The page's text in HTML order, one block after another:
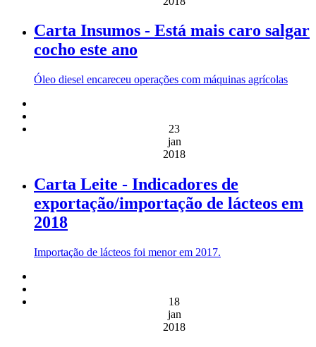
Carta Insumos - Está mais caro salgar
cocho este ano
Óleo diesel encareceu operações com máquinas agrícolas
23
jan
2018
Carta Leite - Indicadores de
exportação/importação de lácteos em
2018
Importação de lácteos foi menor em 2017.
18
jan
2018